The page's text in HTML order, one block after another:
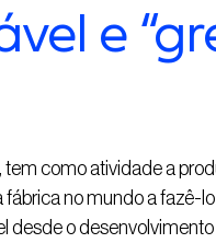
e
tem como atividade a
fábrica no mundo a fazê-
desde o